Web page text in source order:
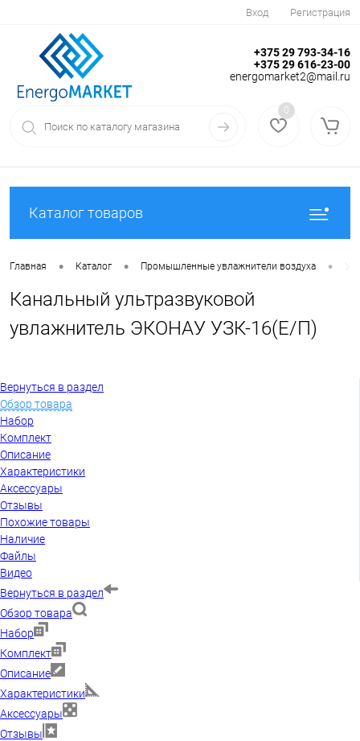
Вход Регистрация
+375 29 793-34-16
+375 29 616-23-00
energomarket2@mail.ru
0
Каталог товаров
Главная • Каталог • Промышленные увлажнители воздуха •
Канальный ультразвуковой
увлажнитель ЭКОНАУ УЗК-16(Е/П)
Вернуться в раздел
Обзор товара
Набор
Комплект
Описание
Характеристики
Аксессуары
Отзывы
Похожие товары
Наличие
Файлы
Видео
Вернуться в раздел
Обзор товара
Набор
Комплект
Описание
Характеристики
Аксессуары
Отзывы